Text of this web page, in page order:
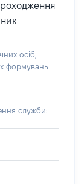
осіб,
формувань
служби: